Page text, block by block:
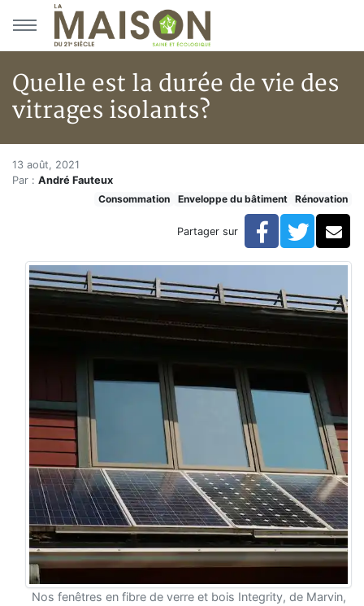
Aller au menu principal
Aller au contenu principal
Quelle est la durée de vie des
vitrages isolants?
Accueil
Articles
Consommation
Quelle est la durée de vie des vitrages isolants?
Quelle est la durée de vie des
13 août, 2021
Par : André Fauteux
Consommation
Enveloppe du bâtiment Rénovation
Partager sur Facebook
Nos fenêtres en fibre de verre et bois Integrity, de Marvin,